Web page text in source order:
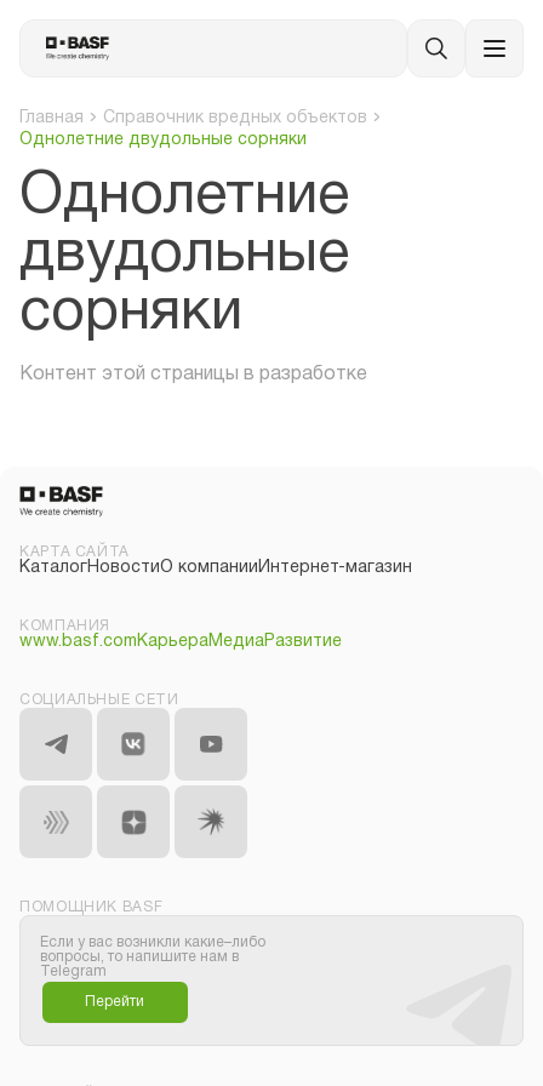
Главная
Справочник вредных объектов
Однолетние двудольные сорняки
Однолетние
двудольные
сорняки
Контент этой страницы в разработке
КАРТА САЙТА
КаталогНовостиО компании Интернет-магазин
КОМПАНИЯ
www.basf.com КарьераМедиаРазвитие
СОЦИАЛЬНЫЕ СЕТИ
ПОМОЩНИК BASF
Если у вас возникли какие–либо
вопросы, то напишите нам в
Telegram
Перейти